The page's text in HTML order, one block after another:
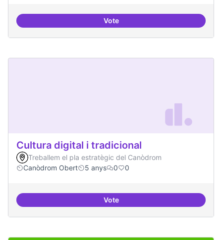
VoteConsolidació d'eixos clau
Cultura digital i tradicional
Treballem el pla estratègic del Canòdrom
Canòdrom Obert
5 anys 0 0
VoteCultura digital i tradicional